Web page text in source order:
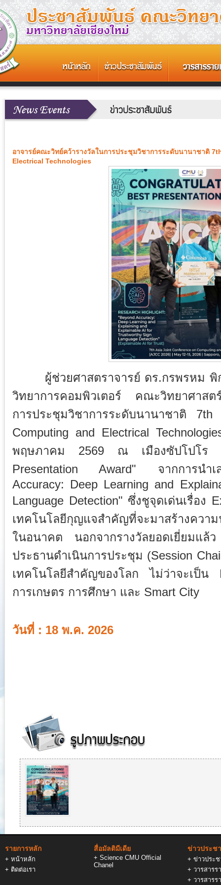
อาจารย์คณะวิทย์คว้ารางวัลในการประชุมวิชาการระดับนานาชาติ
Electrical Technologies
ผู้ช่วยศาสตราจารย์ ดร.กรพรหม พิกุ
วิทยาการคอมพิวเตอร์ คณะวิทยาศาสต
การประชุมวิชาการระดับนานาชาติ
Computing and Electrical
พฤษภาคม 2569 ณ เมืองซัปโปโร
Presentation Award" จากการนำเ
Accuracy: Deep Learning and
Language Detection" ซึ่งชูจุดเด่นเรื่อง
เทคโนโลยีกุญแจสำคัญที่จะมาสร้างควา
ในอนาคต นอกจากรางวัลยอดเยี่ยมแล้ว
ประธานดำเนินการประชุม (Session
เทคโนโลยีสำคัญของโลก ไม่ว่าจะเ
การเกษตร การศึกษา และ Smart City
วันที่ : 18 พ.ค. 2026
รายการหลัก
+ หน้าหลัก
+ ติดต่อเรา
สื่อมัลติมีเดีย
+ Science CMU Official
Chanel
ข่าวประช
+ ข่าวประ
+ วารสารร
+ วารสารร